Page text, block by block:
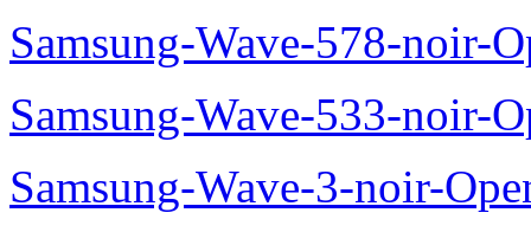
Samsung-Wave-578-noir-
Samsung-Wave-533-noir-
Samsung-Wave-3-noir-